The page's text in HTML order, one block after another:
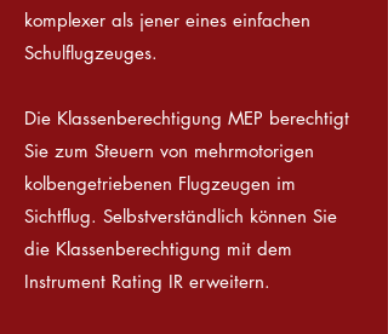
komplexer als jener eines einfachen
Schulflugzeuges.
Die Klassenberechtigung MEP berechtigt
Sie zum Steuern von mehrmotorigen
kolbengetriebenen Flugzeugen im
Sichtflug. Selbstverständlich können Sie
die Klassenberechtigung mit dem
Instrument Rating IR erweitern.